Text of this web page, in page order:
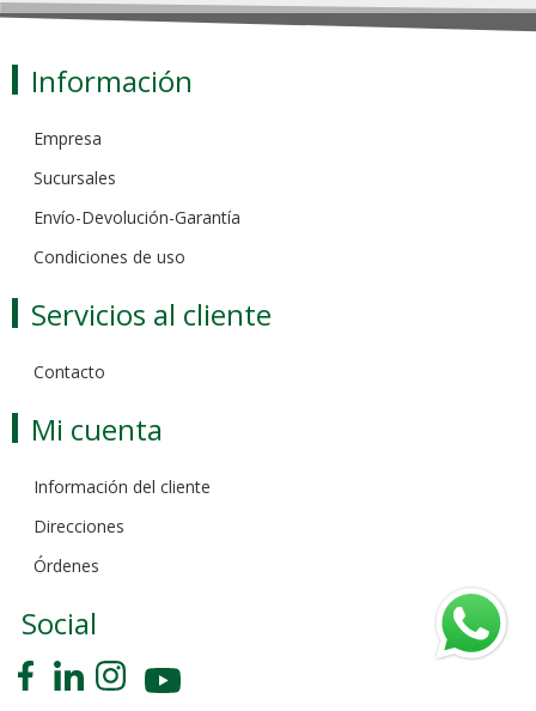
Información
Empresa
Sucursales
Envío-Devolución-Garantía
Condiciones de uso
Servicios al cliente
Contacto
Mi cuenta
Información del cliente
Direcciones
Órdenes
Social